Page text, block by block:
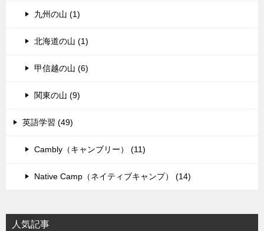
九州の山 (1)
北海道の山 (1)
甲信越の山 (6)
関東の山 (9)
英語学習 (49)
Cambly（キャンブリー） (11)
Native Camp（ネイティブキャンプ） (14)
人気記事